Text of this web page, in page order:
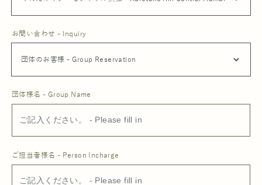
お問い合わせ - Inquiry
団体様名 - Group Name
ご担当者様名 - Person Incharge